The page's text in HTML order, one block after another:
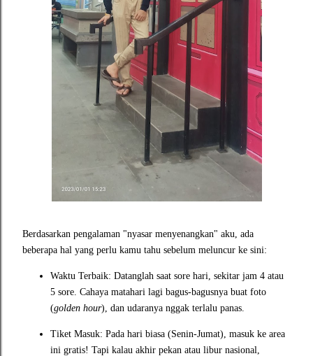
Berdasarkan pengalaman "nyasar menyenangkan" aku, ada
beberapa hal yang perlu kamu tahu sebelum meluncur ke sini:
Waktu Terbaik: Datanglah saat sore hari, sekitar jam 4 atau
5 sore. Cahaya matahari lagi bagus-bagusnya buat foto
(golden hour), dan udaranya nggak terlalu panas.
Tiket Masuk: Pada hari biasa (Senin-Jumat), masuk ke area
ini gratis! Tapi kalau akhir pekan atau libur nasional,